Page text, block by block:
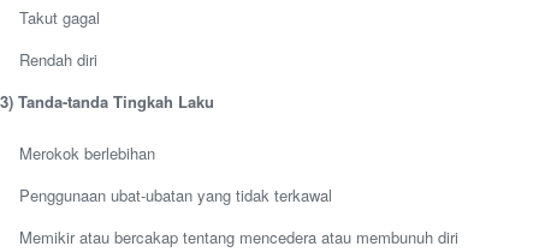
Takut gagal
Rendah diri
3) Tanda-tanda Tingkah Laku
Merokok berlebihan
Penggunaan ubat-ubatan yang tidak terkawal
Memikir atau bercakap tentang mencedera atau membunuh diri